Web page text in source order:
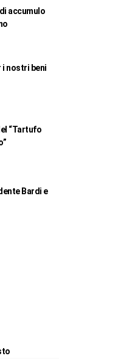
accumulo
i nostri beni
“Tartufo
Bardi e